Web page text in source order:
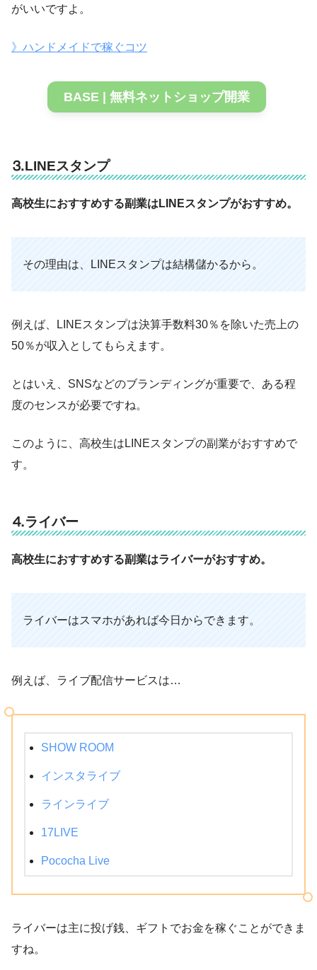
がいいですよ。
》ハンドメイドで稼ぐコツ
BASE | 無料ネットショップ開業
⒊LINEスタンプ
高校生におすすめする副業はLINEスタンプがおすすめ。
その理由は、LINEスタンプは結構儲かるから。
例えば、LINEスタンプは決算手数料30％を除いた売上の
50％が収入としてもらえます。
とはいえ、SNSなどのブランディングが重要で、ある程
度のセンスが必要ですね。
このように、高校生はLINEスタンプの副業がおすすめで
す。
⒋ライバー
高校生におすすめする副業はライバーがおすすめ。
ライバーはスマホがあれば今日からできます。
例えば、ライブ配信サービスは…
SHOW ROOM
インスタライブ
ラインライブ
17LIVE
Pococha Live
ライバーは主に投げ銭、ギフトでお金を稼ぐことができま
すね。